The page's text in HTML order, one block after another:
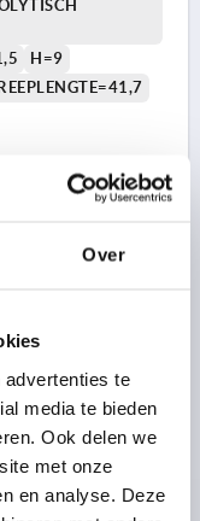
Over
te
media te bieden
Ook delen we
met onze
en analyse. Deze
H=9
DETAILS